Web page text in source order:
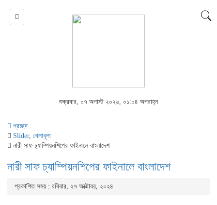
শুক্রবার, ০৭ অগাস্ট ২০২৬, ০১:০৪ অপরাহ্ন
প্রচ্ছদ
Slider, খেলাধূলা
নারী সাফ চ্যাম্পিয়নশিপের ফাইনালে বাংলাদেশ
নারী সাফ চ্যাম্পিয়নশিপের ফাইনালে বাংলাদেশ
প্রকাশিত সময় : রবিবার, ২৭ অক্টোবর, ২০২৪